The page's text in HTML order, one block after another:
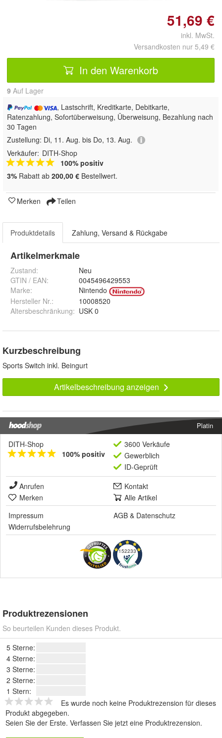
51,69 €
inkl. MwSt.
Versandkosten nur 5,49 €
In den Warenkorb
9 Auf Lager
, Lastschrift, Kreditkarte, Debitkarte,
Ratenzahlung, Sofortüberweisung, Überweisung, Bezahlung nach
30 Tagen
Zustellung: Di, 11. Aug. bis Do, 13. Aug.
Verkäufer: DITH-Shop
100% positiv
3% Rabatt ab 200,00 € Bestellwert.
Merken Teilen
Produktdetails Zahlung, Versand & Rückgabe
Artikelmerkmale
Zustand:
Neu
GTIN / EAN:
0045496429553
Marke:
Nintendo
Hersteller Nr.:
10008520
Altersbeschränkung: USK 0
Kurzbeschreibung
Sports Switch inkl. Beingurt
Artikelbeschreibung anzeigen
Platin
DITH-Shop
100% positiv
3600 Verkäufe
Gewerblich
ID-Geprüft
Anrufen
Kontakt
Merken
Alle Artikel
Impressum
AGB & Datenschutz
Widerrufsbelehrung
152233
Produktrezensionen
So beurteilen Kunden dieses Produkt.
5 Sterne:
4 Sterne:
3 Sterne:
2 Sterne:
1 Stern:
Es wurde noch keine Produktrezension für dieses
Produkt abgegeben.
Seien Sie der Erste. Verfassen Sie jetzt eine Produktrezension.